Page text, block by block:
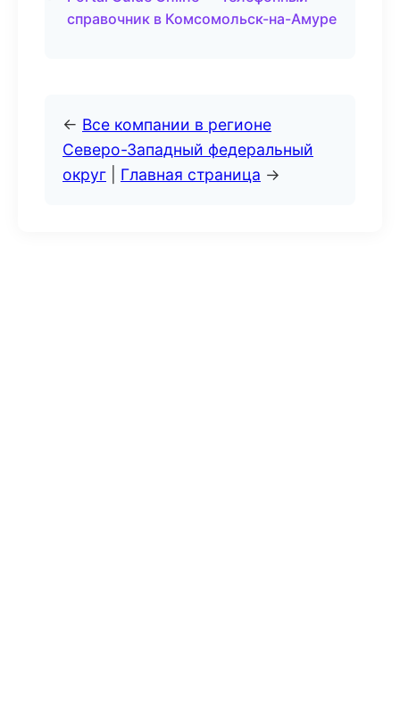
справочник в Комсомольск-на-Амуре
← Все компании в регионе
Северо-Западный федеральный
округ
Главная страница →